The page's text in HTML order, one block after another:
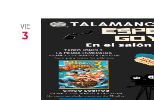
VIE
3